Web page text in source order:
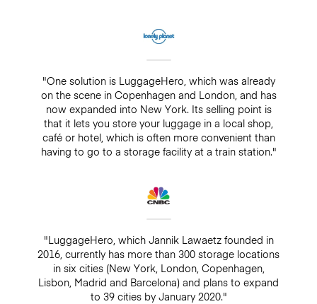
"One solution is LuggageHero, which was already
on the scene in Copenhagen and London, and has
now expanded into New York. Its selling point is
that it lets you store your luggage in a local shop,
café or hotel, which is often more convenient than
having to go to a storage facility at a train station."
"LuggageHero, which Jannik Lawaetz founded in
2016, currently has more than 300 storage locations
in six cities (New York, London, Copenhagen,
Lisbon, Madrid and Barcelona) and plans to expand
to 39 cities by January 2020."